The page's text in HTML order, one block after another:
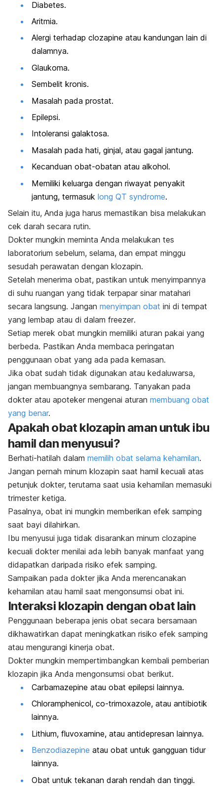
Diabetes.
Aritmia.
Alergi terhadap clozapine atau kandungan lain di
dalamnya.
Glaukoma.
Sembelit kronis.
Masalah pada prostat.
Epilepsi.
Intoleransi galaktosa.
Masalah pada hati, ginjal, atau gagal jantung.
Kecanduan obat-obatan atau alkohol.
Memiliki keluarga dengan riwayat penyakit
jantung, termasuk long QT syndrome.
Selain itu, Anda juga harus memastikan bisa melakukan
cek darah secara rutin.
Dokter mungkin meminta Anda melakukan tes
laboratorium sebelum, selama, dan empat minggu
sesudah perawatan dengan klozapin.
Setelah menerima obat, pastikan untuk menyimpannya
di suhu ruangan yang tidak terpapar sinar matahari
secara langsung. Jangan menyimpan obat ini di tempat
yang lembap atau di dalam freezer.
Setiap merek obat mungkin memiliki aturan pakai yang
berbeda. Pastikan Anda membaca peringatan
penggunaan obat yang ada pada kemasan.
Jika obat sudah tidak digunakan atau kedaluwarsa,
jangan membuangnya sembarang. Tanyakan pada
dokter atau apoteker mengenai aturan membuang obat
yang benar.
Apakah obat klozapin aman untuk ibu
hamil dan menyusui?
Berhati-hatilah dalam memilih obat selama kehamilan.
Jangan pernah minum klozapin saat hamil kecuali atas
petunjuk dokter, terutama saat usia kehamilan memasuki
trimester ketiga.
Pasalnya, obat ini mungkin memberikan efek samping
saat bayi dilahirkan.
Ibu menyusui juga tidak disarankan minum clozapine
kecuali dokter menilai ada lebih banyak manfaat yang
didapatkan daripada risiko efek samping.
Sampaikan pada dokter jika Anda merencanakan
kehamilan atau hamil saat mengonsumsi obat ini.
Interaksi klozapin dengan obat lain
Penggunaan beberapa jenis obat secara bersamaan
dikhawatirkan dapat meningkatkan risiko efek samping
atau mengurangi kinerja obat.
Dokter mungkin mempertimbangkan kembali pemberian
klozapin jika Anda mengonsumsi obat berikut.
Carbamazepine atau obat epilepsi lainnya.
Chloramphenicol, co-trimoxazole, atau antibiotik
lainnya.
Lithium, fluvoxamine, atau antidepresan lainnya.
Benzodiazepine atau obat untuk gangguan tidur
lainnya.
Obat untuk tekanan darah rendah dan tinggi.